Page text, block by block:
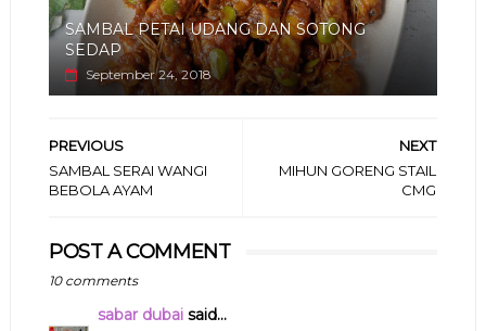
SAMBAL PETAI UDANG DAN SOTONG
SEDAP
September 24, 2018
NEXT
MIHUN GORENG STAIL
CMG
PREVIOUS
SAMBAL SERAI WANGI
BEBOLA AYAM
POST A COMMENT
10 comments
sabar dubaisaid...